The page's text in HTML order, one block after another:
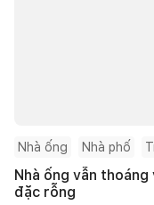
Nhà ống Nhà phố
Nhà ống vẫn
đặc rỗng